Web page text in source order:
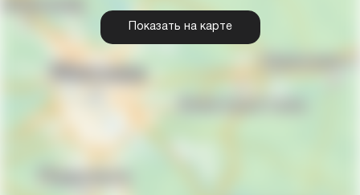
Показать на карте